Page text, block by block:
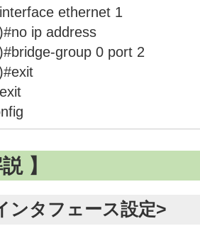
ethernet 1
ip address
group 0 port 2
】
ンタフェース設定>